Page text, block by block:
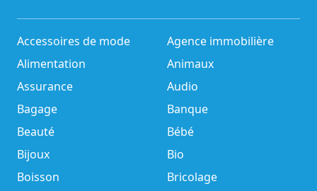
Accessoires de mode
Agence immobilière
Alimentation
Animaux
Assurance
Audio
Bagage
Banque
Beauté
Bébé
Bijoux
Bio
Boisson
Bricolage